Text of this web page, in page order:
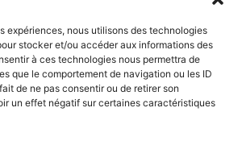
expériences, nous utilisons des technologies
stocker et/ou accéder aux informations des
à ces technologies nous permettra de
que le comportement de navigation ou les ID
de ne pas consentir ou de retirer son
un effet négatif sur certaines caractéristiques
SAVOIR-FAIRE
La Maison
Joaillier négociant
Engagements
Guide des pierres
Guide joaillerie